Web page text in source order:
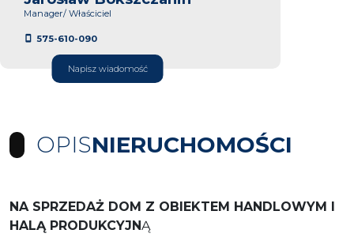
Manager/ Właściciel
575-610-090
Napisz wiadomość
OPISNIERUCHOMOŚCI
NA SPRZEDAŻ DOM Z OBIEKTEM HANDLOWYM I
HALĄ PRODUKCYJNĄ